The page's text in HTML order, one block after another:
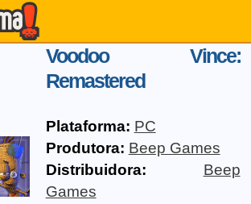
Voodoo Vince:
Remastered
Plataforma: PC
Produtora: Beep Games
Distribuidora:
Beep
Games